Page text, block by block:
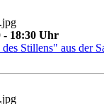
- 18:30 Uhr
Stillens" aus der